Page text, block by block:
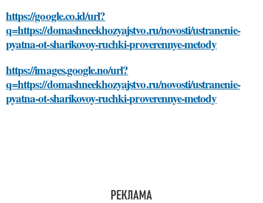
https://google.co.id/url?
q=https://domashneekhozyajstvo.ru/novosti/ustranenie-
pyatna-ot-sharikovoy-ruchki-proverennye-metody
https://images.google.no/url?
q=https://domashneekhozyajstvo.ru/novosti/ustranenie-
pyatna-ot-sharikovoy-ruchki-proverennye-metody